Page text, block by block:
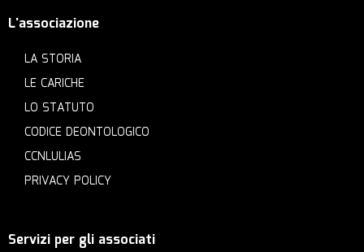
L'associazione
LA STORIA
LE CARICHE
LO STATUTO
CODICE DEONTOLOGICO
CCNLULIAS
PRIVACY POLICY
Servizi per gli associati